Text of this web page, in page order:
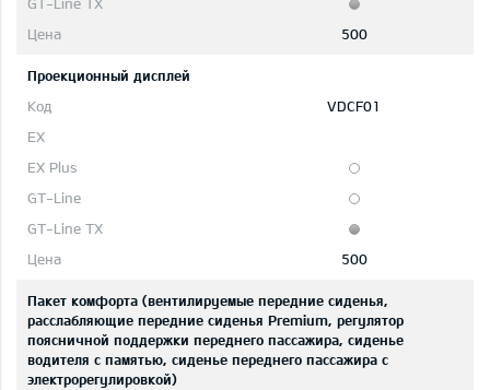
500
Проекционный дисплей
VDCF01
500
Пакет комфорта (вентилируемые передние сиденья,
расслабляющие передние сиденья Premium, регулятор
поясничной поддержки переднего пассажира, сиденье
водителя с памятью, сиденье переднего пассажира с
электрорегулировкой)